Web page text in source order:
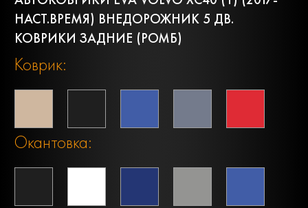
НАСТ.ВРЕМЯ) ВНЕДОРОЖНИК 5 ДВ.
КОВРИКИ ЗАДНИЕ (РОМБ)
Коврик:
Окантовка: